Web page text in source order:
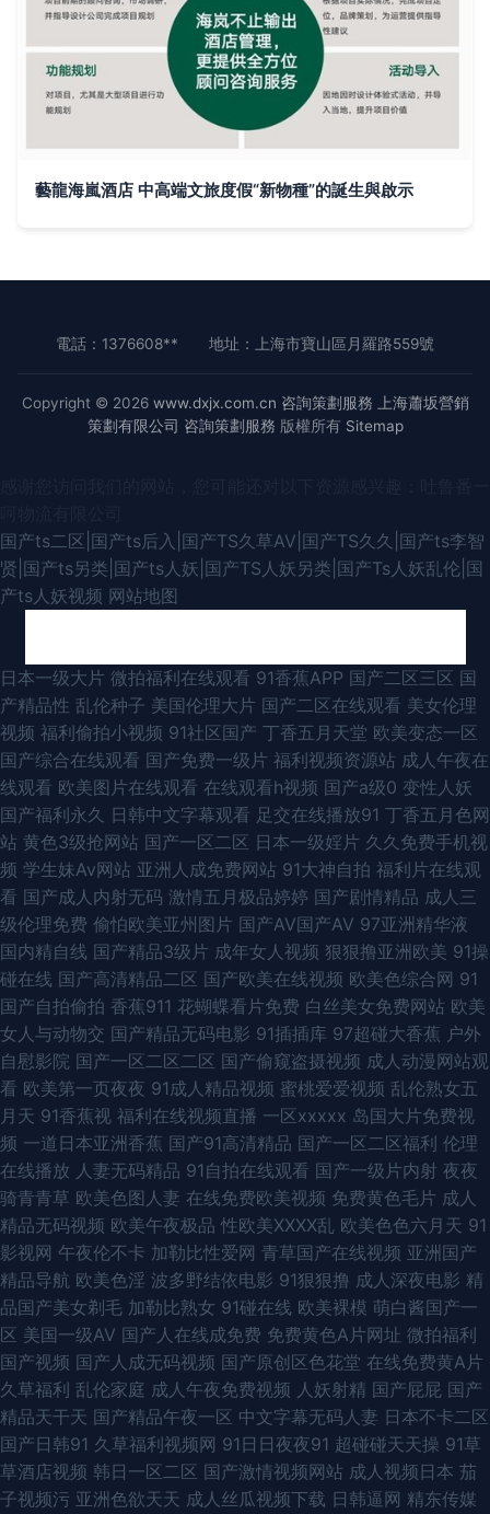
藝龍海嵐酒店 中高端文旅度假“新物種”的誕生與啟示
電話：1376608** 地址：上海市寶山區月羅路559號
Copyright © 2026 www.dxjx.com.cn 咨詢策劃服務
上海蕭坂營銷
策劃有限公司 咨詢策劃服務 版權所有 Sitemap
国产ts二区|国产ts后入|国产TS久草AV|国产TS久久|国产ts李智
贤|国产ts另类|国产ts人妖|国产TS人妖另类|国产Ts人妖乱伦|国
产ts人妖视频 网站地图
四虎影库网站 欧美一区二区高潮喷水 91超碰在线人人干 国产精品久久内蒙
日本一级大片 微拍福利在线观看 91香蕉APP 国产二区三区 国
产精品性 乱伦种子 美国伦理大片 国产二区在线观看 美女伦理
视频 福利偷拍小视频 91社区国产 丁香五月天堂 欧美变态一区
国产综合在线观看 国产免费一级片 福利视频资源站 成人午夜在
线观看 欧美图片在线观看 在线观看h视频 国产a级0 变性人妖
国产福利永久 日韩中文字幕观看 足交在线播放91 丁香五月色网
站 黄色3级抢网站 国产一区二区 日本一级婬片 久久免费手机视
频 学生妹Av网站 亚洲人成免费网站 91大神自拍 福利片在线观
看 国产成人内射无码 激情五月极品婷婷 国产剧情精品 成人三
级伦理免费 偷怕欧美亚州图片 国产AV国产AV 97亚洲精华液
国内精自线 国产精品3级片 成年女人视频 狠狠撸亚洲欧美 91操
碰在线 国产高清精品二区 国产欧美在线视频 欧美色综合网 91
国产自拍偷拍 香蕉911 花蝴蝶看片免费 白丝美女免费网站 欧美
女人与动物交 国产精品无码电影 91插插库 97超碰大香蕉 户外
自慰影院 国产一区二区二区 国产偷窥盗摄视频 成人动漫网站观
看 欧美第一页夜夜 91成人精品视频 蜜桃爱爱视频 乱伦熟女五
月天 91香蕉视 福利在线视频直播 一区xxxxx 岛国大片免费视
频 一道日本亚洲香蕉 国产91高清精品 国产一区二区福利 伦理
在线播放 人妻无码精品 91自拍在线观看 国产一级片内射 夜夜
骑青青草 欧美色图人妻 在线免费欧美视频 免费黄色毛片 成人
精品无码视频 欧美午夜极品 性欧美ⅩⅩⅩⅩ乱 欧美色色六月天 91
影视网 午夜伦不卡 加勒比性爱网 青草国产在线视频 亚洲国产
精品导航 欧美色淫 波多野结依电影 91狠狠撸 成人深夜电影 精
品国产美女剃毛 加勒比熟女 91碰在线 欧美裸模 萌白酱国产一
区 美国一级AV 国产人在线成免费 免费黄色A片网址 微拍福利
国产视频 国产人成无码视频 国产原创区色花堂 在线免费黄A片
久草福利 乱伦家庭 成人午夜免费视频 人妖射精 国产屁屁 国产
精品天干天 国产精品午夜一区 中文字幕无码人妻 日本不卡二区
国产日韩91 久草福利视频网 91日日夜夜91 超碰碰天天操 91草
草酒店视频 韩日一区二区 国产激情视频网站 成人视频日本 茄
子视频污 亚洲色欲天天 成人丝瓜视频下载 日韩逼网 精东传媒